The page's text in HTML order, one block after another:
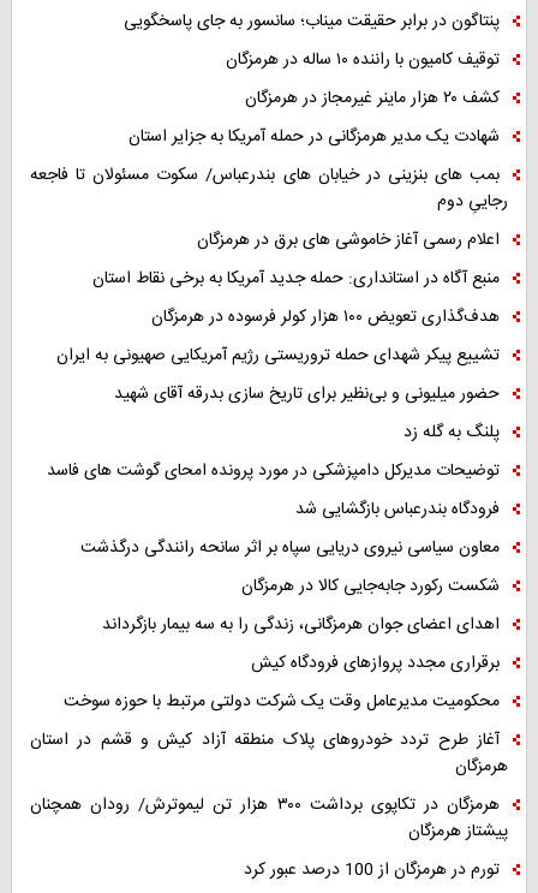
پنتاگون در برابر حقیقت میناب؛ سانسور به جای پاسخگویی
توقیف کامیون با راننده ۱۰ ساله در هرمزگان
کشف ۲۰ هزار ماینر غیرمجاز در هرمزگان
شهادت یک مدیر هرمزگانی در حمله آمریکا به جزایر استان
بمب های بنزینی در خیابان های بندرعباس/ سکوت مسئولان تا فاجعه
رجاییِ دوم
اعلام رسمی آغاز خاموشی های برق در هرمزگان
منبع آگاه در استانداری: حمله جدید آمریکا به برخی نقاط استان
هدف‌گذاری تعویض ۱۰۰ هزار کولر فرسوده در هرمزگان
تشییع پیکر شهدای حمله تروریستی رژیم آمریکایی صهیونی به ایران
حضور میلیونی و بی‌نظیر برای تاریخ سازی بدرقه آقای شهید
پلنگ به گله زد
توضیحات مدیرکل دامپزشکی در مورد پرونده امحای گوشت های فاسد
فرودگاه بندرعباس بازگشایی شد
معاون سیاسی نیروی دریایی سپاه بر اثر سانحه رانندگی درگذشت
شکست رکورد جابه‌جایی کالا در هرمزگان
اهدای اعضای جوان هرمزگانی، زندگی را به سه بیمار بازگرداند
برقراری مجدد پروازهای فرودگاه کیش
محکومیت مدیرعامل وقت یک شرکت دولتی مرتبط با حوزه سوخت
آغاز طرح تردد خودروهای پلاک منطقه آزاد کیش و قشم در استان
هرمزگان
هرمزگان در تکاپوی برداشت ۳۰۰ هزار تن لیموترش/ رودان همچنان
پیشتاز هرمزگان
تورم در هرمزگان از 100 درصد عبور کرد